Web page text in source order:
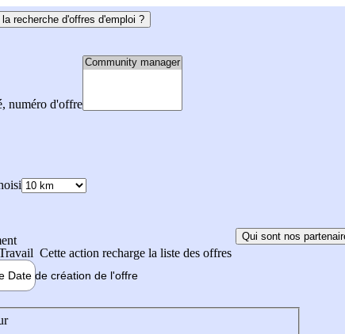
recherche d'offres d'emploi ?
numéro d'offre
Cette action recharge la liste des offres
Qui sont nos
Date de création de l'offre
l'offre